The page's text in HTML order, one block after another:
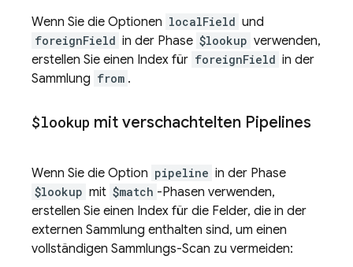
Wenn Sie die Optionen localField und
foreignField in der Phase $lookup verwenden,
erstellen Sie einen Index für foreignField in der
Sammlung from .
$lookup mit verschachtelten Pipelines
Wenn Sie die Option pipeline in der Phase
$lookup mit $match -Phasen verwenden,
erstellen Sie einen Index für die Felder, die in der
externen Sammlung enthalten sind, um einen
vollständigen Sammlungs-Scan zu vermeiden: